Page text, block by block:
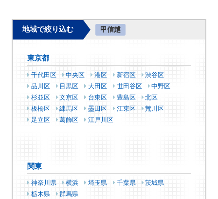
地域で絞り込む 甲信越
東京都
千代田区 中央区 港区 新宿区
渋谷区
品川区
目黒区 大田区 世田谷区
中野区
杉並区
文京区 台東区 豊島区
北区
板橋区
練馬区 墨田区 江東区
荒川区
足立区
葛飾区 江戸川区
関東
神奈川県 横浜 埼玉県 千葉県
茨城県
栃木県
群馬県